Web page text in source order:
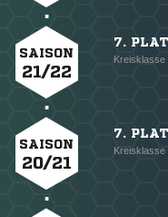
SAISON
21/22
7.
SAISON
20/21
7.